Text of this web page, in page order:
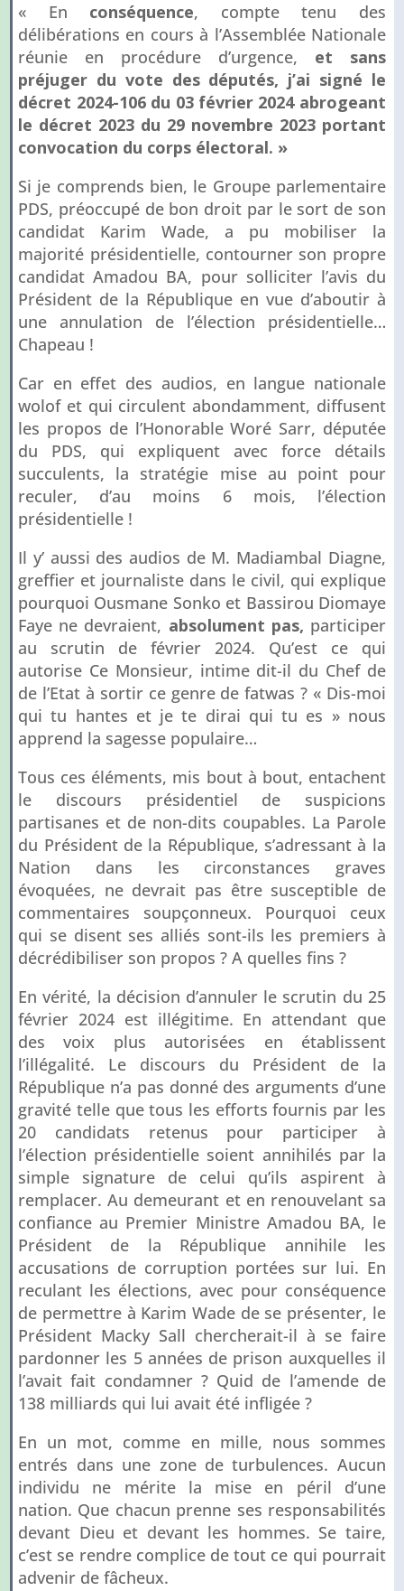
« En conséquence, compte tenu des
délibérations en cours à l’Assemblée Nationale
réunie en procédure d’urgence, et sans
préjuger du vote des députés, j’ai signé le
décret 2024-106 du 03 février 2024 abrogeant
le décret 2023 du 29 novembre 2023 portant
convocation du corps électoral. »
Si je comprends bien, le Groupe parlementaire
PDS, préoccupé de bon droit par le sort de son
candidat Karim Wade, a pu mobiliser la
majorité présidentielle, contourner son propre
candidat Amadou BA, pour solliciter l’avis du
Président de la République en vue d’aboutir à
une annulation de l’élection présidentielle…
Chapeau !
Car en effet des audios, en langue nationale
wolof et qui circulent abondamment, diffusent
les propos de l’Honorable Woré Sarr, députée
du PDS, qui expliquent avec force détails
succulents, la stratégie mise au point pour
reculer, d’au moins 6 mois, l’élection
présidentielle !
Il y’ aussi des audios de M. Madiambal Diagne,
greffier et journaliste dans le civil, qui explique
pourquoi Ousmane Sonko et Bassirou Diomaye
Faye ne devraient, absolument pas, participer
au scrutin de février 2024. Qu’est ce qui
autorise Ce Monsieur, intime dit-il du Chef de
de l’Etat à sortir ce genre de fatwas ? « Dis-moi
qui tu hantes et je te dirai qui tu es » nous
apprend la sagesse populaire…
Tous ces éléments, mis bout à bout, entachent
le discours présidentiel de suspicions
partisanes et de non-dits coupables. La Parole
du Président de la République, s’adressant à la
Nation dans les circonstances graves
évoquées, ne devrait pas être susceptible de
commentaires soupçonneux. Pourquoi ceux
qui se disent ses alliés sont-ils les premiers à
décrédibiliser son propos ? A quelles fins ?
En vérité, la décision d’annuler le scrutin du 25
février 2024 est illégitime. En attendant que
des voix plus autorisées en établissent
l’illégalité. Le discours du Président de la
République n’a pas donné des arguments d’une
gravité telle que tous les efforts fournis par les
20 candidats retenus pour participer à
l’élection présidentielle soient annihilés par la
simple signature de celui qu’ils aspirent à
remplacer. Au demeurant et en renouvelant sa
confiance au Premier Ministre Amadou BA, le
Président de la République annihile les
accusations de corruption portées sur lui. En
reculant les élections, avec pour conséquence
de permettre à Karim Wade de se présenter, le
Président Macky Sall chercherait-il à se faire
pardonner les 5 années de prison auxquelles il
l’avait fait condamner ? Quid de l’amende de
138 milliards qui lui avait été infligée ?
En un mot, comme en mille, nous sommes
entrés dans une zone de turbulences. Aucun
individu ne mérite la mise en péril d’une
nation. Que chacun prenne ses responsabilités
devant Dieu et devant les hommes. Se taire,
c’est se rendre complice de tout ce qui pourrait
advenir de fâcheux.